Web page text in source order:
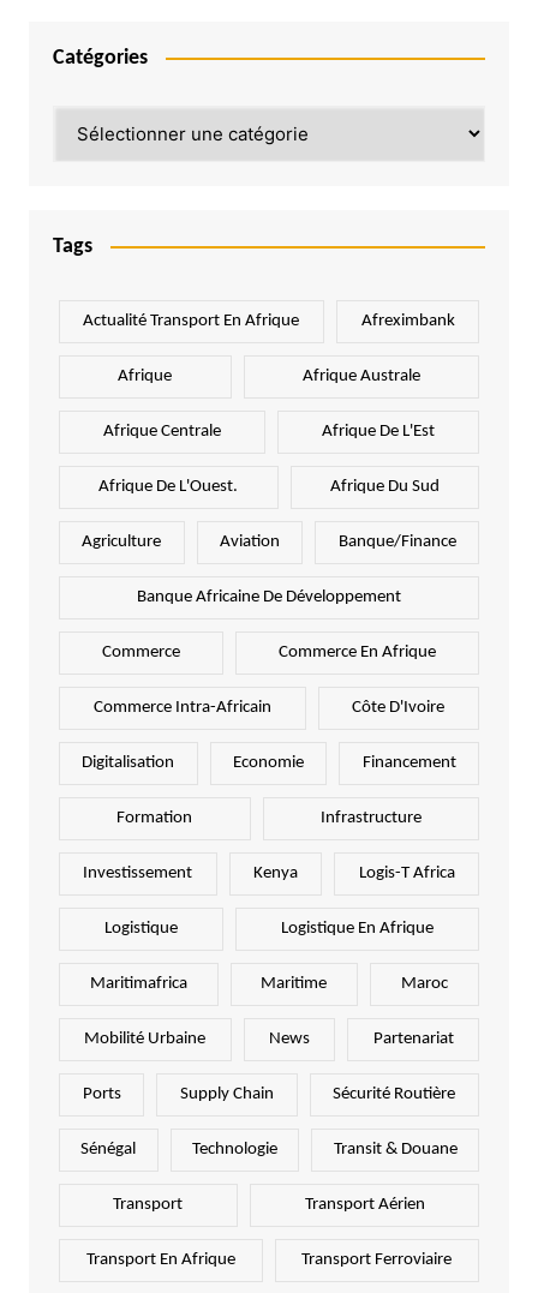
Catégories
Tags
Actualité Transport En Afrique Afreximbank
Afrique Afrique Australe
Afrique Centrale Afrique De L'Est
Afrique De L'Ouest. Afrique Du Sud
Agriculture Aviation Banque/Finance
Banque Africaine De Développement
Commerce Commerce En Afrique
Commerce Intra-Africain Côte D'Ivoire
Digitalisation Economie Financement
Formation Infrastructure
Investissement Kenya Logis-T Africa
Logistique Logistique En Afrique
Maritimafrica Maritime Maroc
Mobilité Urbaine News Partenariat
Ports Supply Chain Sécurité Routière
Sénégal Technologie Transit & Douane
Transport Transport Aérien
Transport En Afrique Transport Ferroviaire